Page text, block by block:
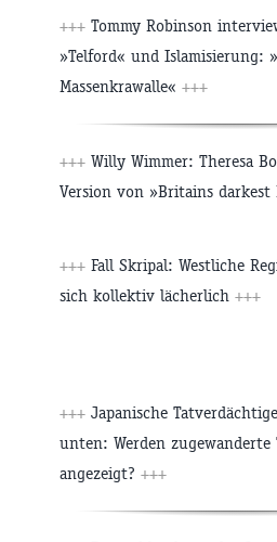
+++ Tommy Robinson
»Telford« und Islamisierung:
Massenkrawalle« +++
+++ Willy Wimmer: Theresa
Version von »Britains darkest
+++ Fall Skripal: Westliche
sich kollektiv lächerlich +++
+++ Japanische
unten: Werden
angezeigt? +++